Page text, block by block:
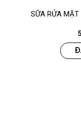
SỮA RỬA MẶT